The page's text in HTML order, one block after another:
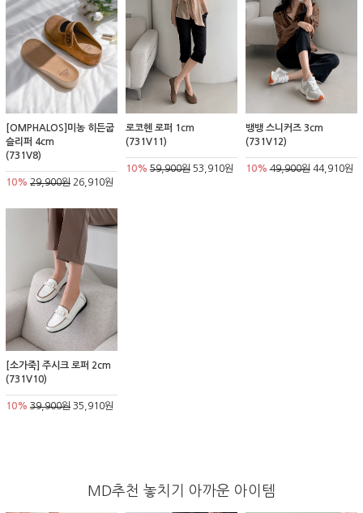
[OMPHALOS]미농 히든굽
슬리퍼 4cm
(731V8)
10% 29,900원 26,910원
로코헨 로퍼 1cm
(731V11)
10% 59,900원53,910원
뱅뱅 스니커즈 3cm
(731V12)
10% 49,900원44,910원
[소가죽] 주시크 로퍼 2cm
(731V10)
10% 39,900원 35,910원
MD추천 놓치기 아까운 아이템